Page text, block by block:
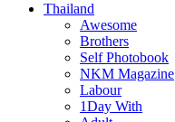
Thailand
Awesome
Brothers
Self Photobook
NKM Magazine
Labour
1Day With